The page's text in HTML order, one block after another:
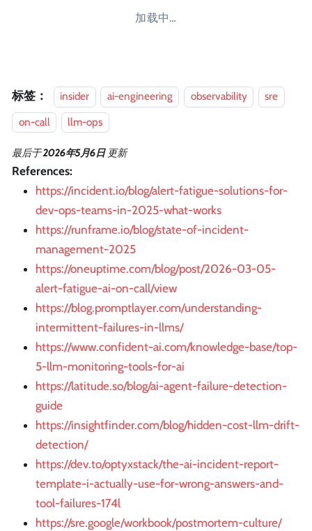
加载中…
标签： insider ai-engineering observability
sre
on-call
llm-ops
最后于2026年5月6日 更新
References:
https://incident.io/blog/alert-fatigue-solutions-for-
dev-ops-teams-in-2025-what-works
https://runframe.io/blog/state-of-incident-
management-2025
https://oneuptime.com/blog/post/2026-03-05-
alert-fatigue-ai-on-call/view
https://blog.promptlayer.com/understanding-
intermittent-failures-in-llms/
https://www.confident-ai.com/knowledge-base/top-
5-llm-monitoring-tools-for-ai
https://latitude.so/blog/ai-agent-failure-detection-
guide
https://insightfinder.com/blog/hidden-cost-llm-drift-
detection/
https://dev.to/optyxstack/the-ai-incident-report-
template-i-actually-use-for-wrong-answers-and-
tool-failures-174l
https://sre.google/workbook/postmortem-culture/